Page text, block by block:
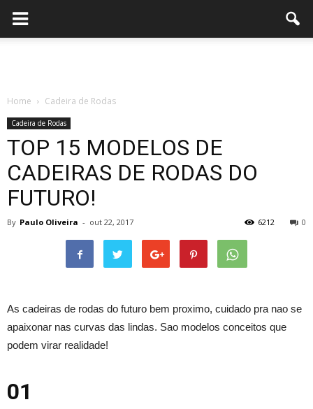
Home Cadeira de Rodas
Cadeira de Rodas
TOP 15 MODELOS DE
CADEIRAS DE RODAS DO
FUTURO!
By Paulo Oliveira - out 22, 2017 0
6212
As cadeiras de rodas do futuro bem proximo, cuidado pra nao se
apaixonar nas curvas das lindas. Sao modelos conceitos que
podem virar realidade!
01